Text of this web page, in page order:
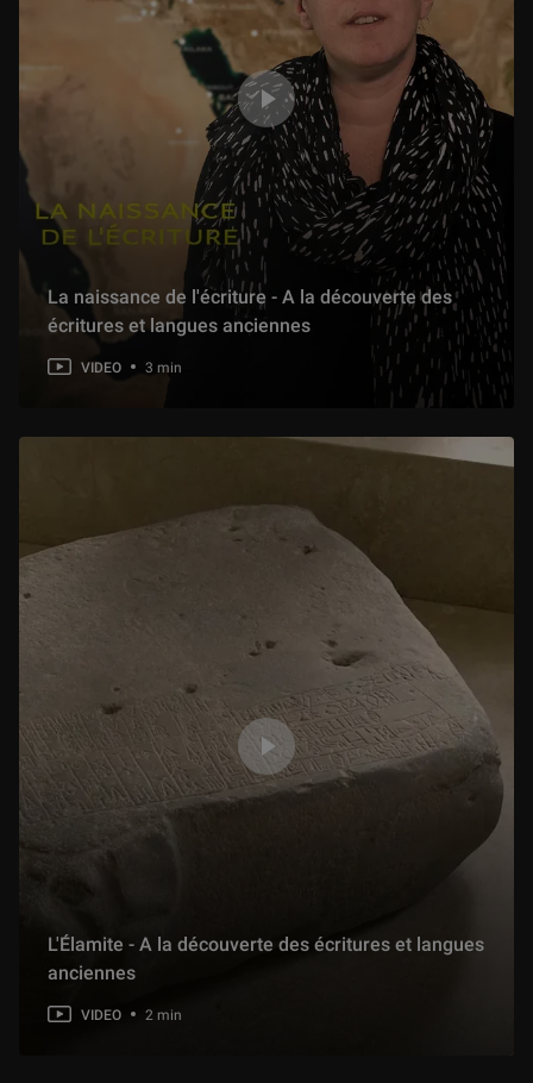
La naissance de l'écriture - A la découverte des
écritures et langues anciennes
VIDEO 3 min
L'Élamite - A la découverte des écritures et langues
anciennes
VIDEO 2 min